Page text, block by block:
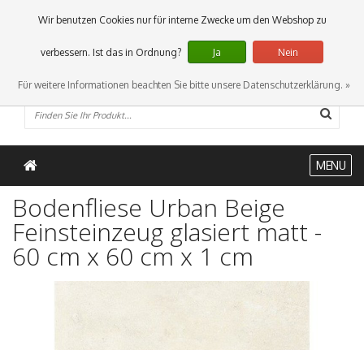
0 Artikel
MENU
Bodenfliese Urban Beige
Feinsteinzeug glasiert matt -
60 cm x 60 cm x 1 cm
Wir benutzen Cookies nur für interne Zwecke um den Webshop zu
verbessern. Ist das in Ordnung? Ja Nein
Für weitere Informationen beachten Sie bitte unsere Datenschutzerklärung. »